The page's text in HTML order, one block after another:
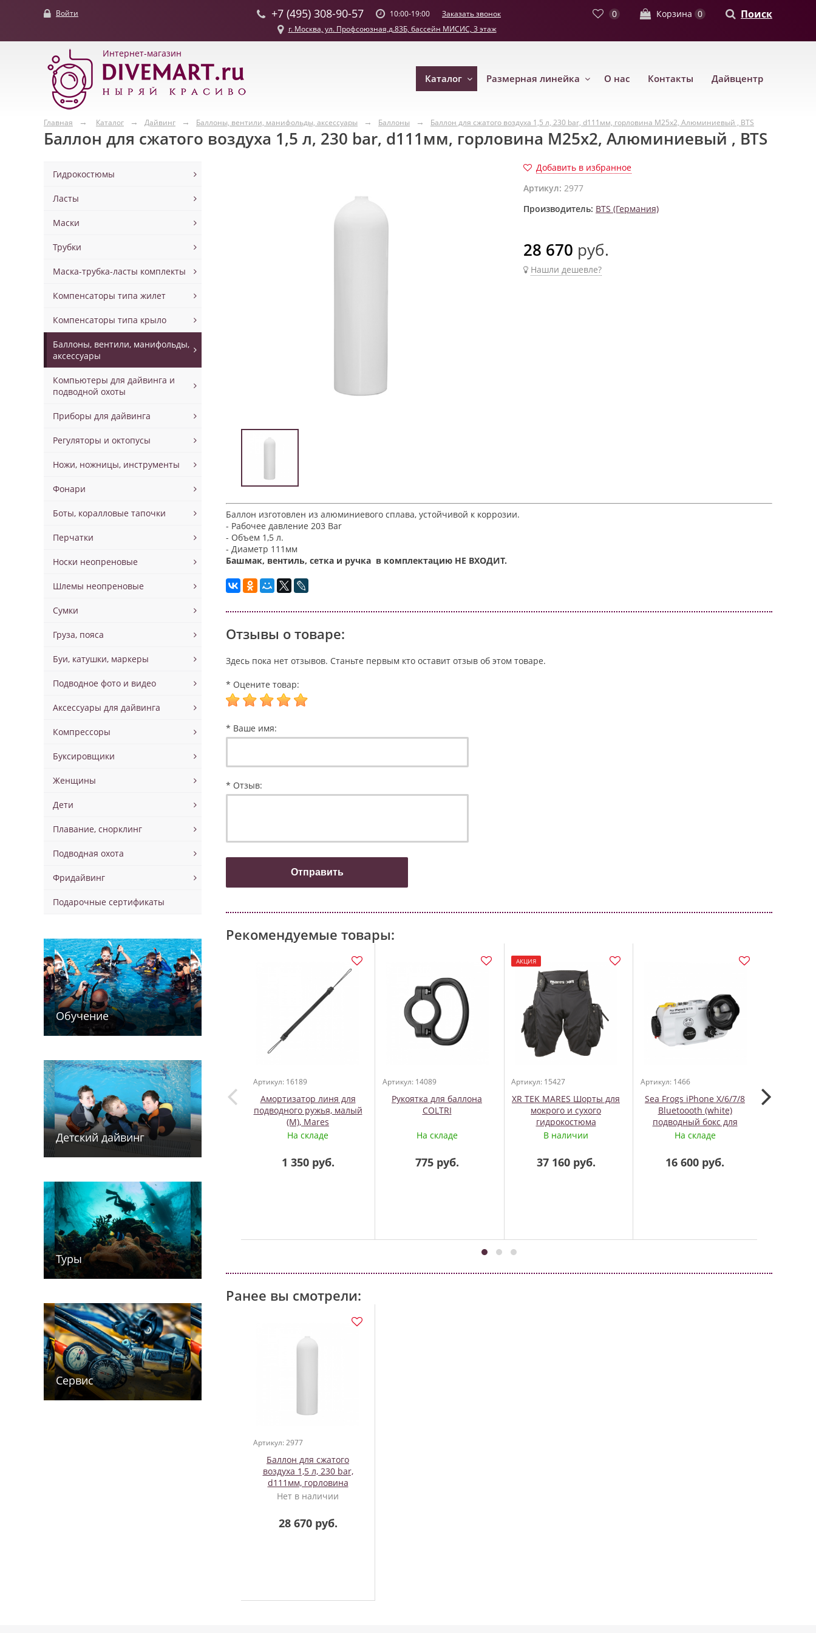
Войти +7 (495) 308-90-57 10:00-19:00 Заказать звонок 0 Корзина 0 Поиск
г. Москва, ул. Профсоюзная,д.83Б, бассейн МИСИС, 3 этаж
Интернет-магазин
Каталог Размерная линейка О нас Контакты Дайвцентр
Главная Каталог Дайвинг Баллоны, вентили, манифольды, аксессуары Баллоны Баллон для сжатого воздуха 1,5 л, 230 bar, d111мм, горловина М25х2, Алюминиевый , BTS
Баллон для сжатого воздуха 1,5 л, 230 bar, d111мм, горловина М25х2, Алюминиевый , BTS
Гидрокостюмы
Ласты
Маски
Трубки
Маска-трубка-ласты комплекты
Компенсаторы типа жилет
Компенсаторы типа крыло
Баллоны, вентили, манифольды,
аксессуары
Компьютеры для дайвинга и
подводной охоты
Приборы для дайвинга
Регуляторы и октопусы
Ножи, ножницы, инструменты
Фонари
Боты, коралловые тапочки
Перчатки
Носки неопреновые
Шлемы неопреновые
Сумки
Груза, пояса
Буи, катушки, маркеры
Подводное фото и видео
Аксессуары для дайвинга
Компрессоры
Буксировщики
Женщины
Дети
Плавание, снорклинг
Подводная охота
Фридайвинг
Подарочные сертификаты
Обучение
Детский дайв­­инг
Туры
Сервис
Добавить в избранное
Артикул: 2977
Производитель: BTS (Германия)
28 670 руб.
Нашли дешевле?
Баллон изготовлен из алюминиевого сплава, устойчивой к коррозии.
- Рабочее давление 203 Bar
- Объем 1,5 л.
- Диаметр 111мм
Башмак, вентиль, сетка и ручка в комплектацию НЕ ВХОДИТ.
Отзывы о товаре:
Здесь пока нет отзывов. Станьте первым кто оставит отзыв об этом товаре.
* Оцените товар:
* Ваше имя:
* Отзыв:
Рекомендуемые товары:
Артикул: 16189
Амортизатор линя для
подводного ружья, малый
(M), Mares
На складе
1 350 руб.
Артикул: 14089
Рукоятка для баллона
COLTRI
На складе
775 руб.
АКЦИЯ
Артикул: 15427
XR TEK MARES Шорты для
мокрого и сухого
гидрокостюма
В наличии
37 160 руб.
Артикул: 1466
Sea Frogs iPhone X/6/7/8
Bluetoooth (white)
подводный бокс для
Apple iPhone X/6/7/8
На складе
16 600 руб.
Ранее вы смотрели:
Артикул: 2977
Баллон для сжатого
воздуха 1,5 л, 230 bar,
d111мм, горловина
М25х2, Алюминиевый ,
Нет в наличии
28 670 руб.